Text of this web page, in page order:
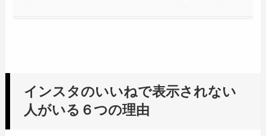
インスタのいいねで表示されない
人がいる６つの理由